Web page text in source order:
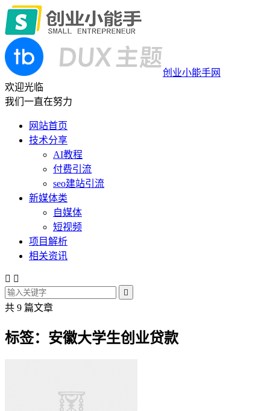
创业小能手网
欢迎光临
我们一直在努力
网站首页
技术分享
AI教程
付费引流
seo建站引流
新媒体类
自媒体
短视频
项目解析
相关资讯
 

共 9 篇文章
标签：安徽大学生创业贷款